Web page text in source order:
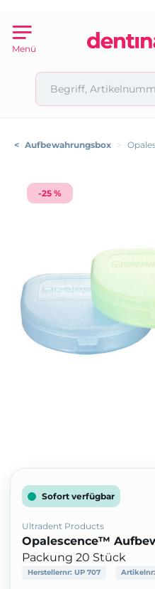
Menü
< Aufbewahrungsbox >
-25 %
Sofort verfügbar
Ultradent Products
Opalescence™
Packung 20 Stück
Herstellernr: UP 707 Artikelnr: